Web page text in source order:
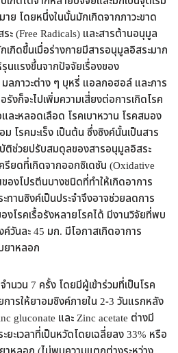
โดยหนึ่งในนั้นมักเกิดจากภาวะขาด
ะ (Free Radicals) และสารต้านอนุมูล
เกิดขึ้นเมื่อร่างกายมีสารอนุมูลอิสระมาก
นแรงขึ้นจากปัจจัยเรื่องของ
ลภาวะต่าง ๆ บุหรี่ แอลกอฮอล์ และการ
รังก็จะไปเพิ่มความเสี่ยงต่อการเกิดโรค
และหลอดเลือด โรคเบาหวาน โรคสมอง
ม โรคมะเร็ง เป็นต้น ซึ่งซิงค์นั้นเป็นสาร
ช่วยปรับสมดุลของสารอนุมูลอิสระ
ยดที่เกิดจากออกซิเดชัน (Oxidative
องโปรตีนบางชนิดที่ทำให้เกิดอาการ
ทานซิงค์เป็นประจำจึงอาจช่วยลดการ
งโรคเรื้อรังหลายโรคได้ มีงานวิจัยที่พบ
วันละ 45 มก. มีโอกาสเกิดอาการ
ยาหลอก
นวน 7 ครั้ง โดยมีผู้เข้าร่วมที่เป็นโรค
ารให้ยาอมซิงค์ภายใน 2-3 วันแรกหลัง
gluconate และ Zinc acetate ต่างมี
ยะเวลาที่เป็นหวัดโดยเฉลี่ยลง 33% หรือ